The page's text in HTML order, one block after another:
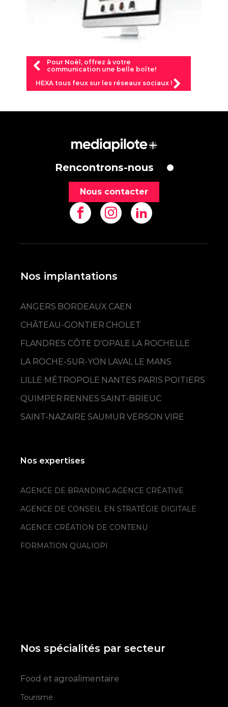
Pour Noël, offrez à votre
communication une belle boîte!
HEXA tous feux sur les réseaux sociaux !
Rencontrons-nous
Nous contacter
Nos spécialités par secteur
Food et agroalimentaire
Tourisme
Nos implantations
ANGERS BORDEAUX CAEN
CHÂTEAU-GONTIER CHOLET
FLANDRES CÔTE D'OPALE LA ROCHELLE
LA ROCHE-SUR-YON LAVAL LE MANS
LILLE MÉTROPOLE NANTES PARIS POITIERS
QUIMPER RENNES SAINT-BRIEUC
SAINT-NAZAIRE SAUMUR VERSON VIRE
Nos expertises
AGENCE DE BRANDING AGENCE CRÉATIVE
AGENCE DE CONSEIL EN STRATÉGIE DIGITALE
AGENCE CRÉATION DE CONTENU
FORMATION QUALIOPI